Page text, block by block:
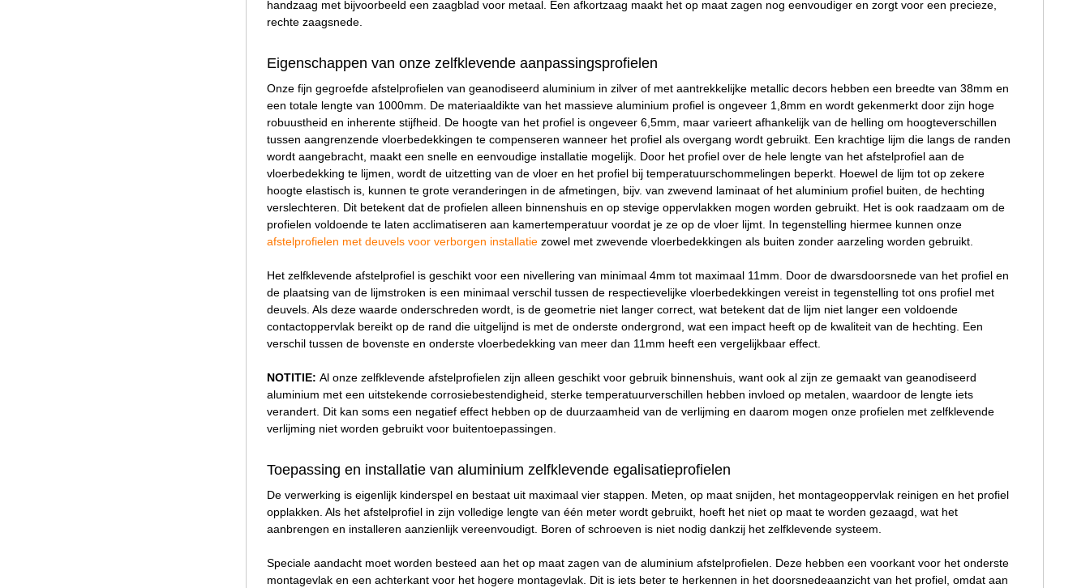
handzaag met bijvoorbeeld een zaagblad voor metaal. Een afkortzaag maakt het op maat zagen nog eenvoudiger en zorgt voor een precieze,
rechte zaagsnede.
Eigenschappen van onze zelfklevende aanpassingsprofielen
Onze fijn gegroefde afstelprofielen van geanodiseerd aluminium in zilver of met aantrekkelijke metallic decors hebben een breedte van 38mm en
een totale lengte van 1000mm. De materiaaldikte van het massieve aluminium profiel is ongeveer 1,8mm en wordt gekenmerkt door zijn hoge
robuustheid en inherente stijfheid. De hoogte van het profiel is ongeveer 6,5mm, maar varieert afhankelijk van de helling om hoogteverschillen
tussen aangrenzende vloerbedekkingen te compenseren wanneer het profiel als overgang wordt gebruikt. Een krachtige lijm die langs de randen
wordt aangebracht, maakt een snelle en eenvoudige installatie mogelijk. Door het profiel over de hele lengte van het afstelprofiel aan de
vloerbedekking te lijmen, wordt de uitzetting van de vloer en het profiel bij temperatuurschommelingen beperkt. Hoewel de lijm tot op zekere
hoogte elastisch is, kunnen te grote veranderingen in de afmetingen, bijv. van zwevend laminaat of het aluminium profiel buiten, de hechting
verslechteren. Dit betekent dat de profielen alleen binnenshuis en op stevige oppervlakken mogen worden gebruikt. Het is ook raadzaam om de
profielen voldoende te laten acclimatiseren aan kamertemperatuur voordat je ze op de vloer lijmt. In tegenstelling hiermee kunnen onze
afstelprofielen met deuvels voor verborgen installatie zowel met zwevende vloerbedekkingen als buiten zonder aarzeling worden gebruikt.
Het zelfklevende afstelprofiel is geschikt voor een nivellering van minimaal 4mm tot maximaal 11mm. Door de dwarsdoorsnede van het profiel en
de plaatsing van de lijmstroken is een minimaal verschil tussen de respectievelijke vloerbedekkingen vereist in tegenstelling tot ons profiel met
deuvels. Als deze waarde onderschreden wordt, is de geometrie niet langer correct, wat betekent dat de lijm niet langer een voldoende
contactoppervlak bereikt op de rand die uitgelijnd is met de onderste ondergrond, wat een impact heeft op de kwaliteit van de hechting. Een
verschil tussen de bovenste en onderste vloerbedekking van meer dan 11mm heeft een vergelijkbaar effect.
NOTITIE: Al onze zelfklevende afstelprofielen zijn alleen geschikt voor gebruik binnenshuis, want ook al zijn ze gemaakt van geanodiseerd
aluminium met een uitstekende corrosiebestendigheid, sterke temperatuurverschillen hebben invloed op metalen, waardoor de lengte iets
verandert. Dit kan soms een negatief effect hebben op de duurzaamheid van de verlijming en daarom mogen onze profielen met zelfklevende
verlijming niet worden gebruikt voor buitentoepassingen.
Toepassing en installatie van aluminium zelfklevende egalisatieprofielen
De verwerking is eigenlijk kinderspel en bestaat uit maximaal vier stappen. Meten, op maat snijden, het montageoppervlak reinigen en het profiel
opplakken. Als het afstelprofiel in zijn volledige lengte van één meter wordt gebruikt, hoeft het niet op maat te worden gezaagd, wat het
aanbrengen en installeren aanzienlijk vereenvoudigt. Boren of schroeven is niet nodig dankzij het zelfklevende systeem.
Speciale aandacht moet worden besteed aan het op maat zagen van de aluminium afstelprofielen. Deze hebben een voorkant voor het onderste
montagevlak en een achterkant voor het hogere montagevlak. Dit is iets beter te herkennen in het doorsnedeaanzicht van het profiel, omdat aan